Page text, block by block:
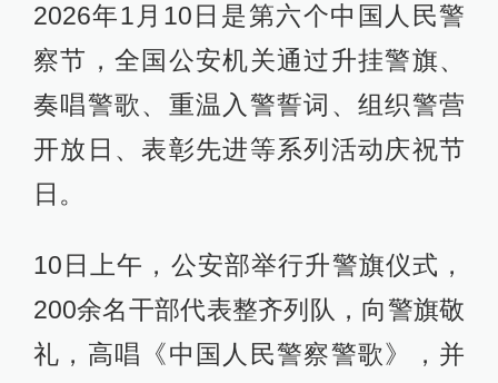
2026年1月10日是第六个中国人民警
察节，全国公安机关通过升挂警旗、
奏唱警歌、重温入警誓词、组织警营
开放日、表彰先进等系列活动庆祝节
日。
10日上午，公安部举行升警旗仪式，
200余名干部代表整齐列队，向警旗敬
礼，高唱《中国人民警察警歌》，并